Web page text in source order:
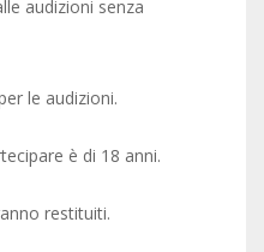
audizioni senza
le audizioni.
è di 18 anni.
restituiti.